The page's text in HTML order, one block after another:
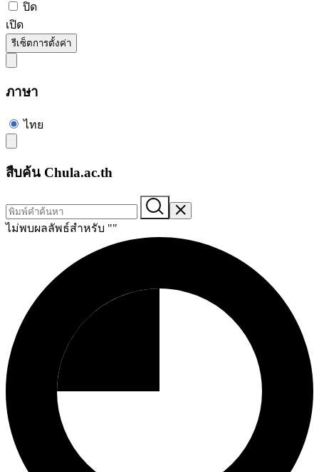
ปิด
เปิด
รีเซ็ตการตั้งค่า
ภาษา
ไทย
สืบค้น Chula.ac.th
ไม่พบผลลัพธ์สำหรับ ""